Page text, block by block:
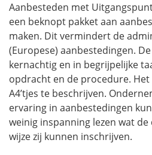
Aanbesteden met
een beknopt pakket aan
maken. Dit vermindert de
(Europese) aanbestedingen.
kernachtig en in begrijpelijke
opdracht en de procedure.
A4’tjes te beschrijven.
ervaring in aanbestedingen
weinig inspanning lezen wat
wijze zij kunnen inschrijven.